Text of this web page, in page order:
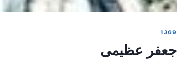
1369
جعفر عظیمی